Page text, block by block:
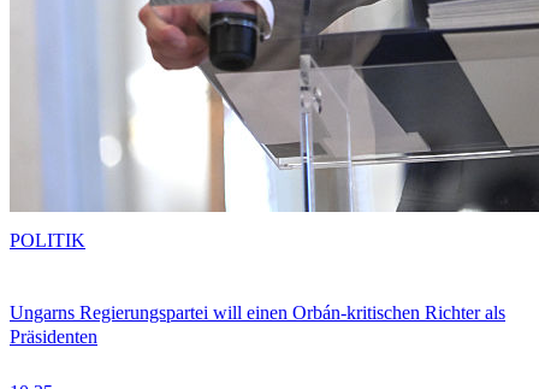
Ungarns Regierungspartei will einen Orbán-kritischen Richter als
Präsidenten
POLITIK